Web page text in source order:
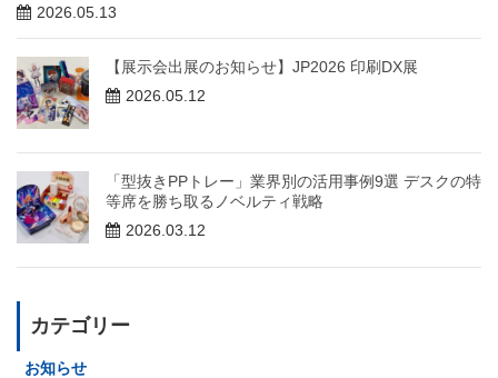
2026.05.13
【展示会出展のお知らせ】JP2026 印刷DX展
2026.05.12
「型抜きPPトレー」業界別の活用事例9選 デスクの特
等席を勝ち取るノベルティ戦略
2026.03.12
カテゴリー
お知らせ